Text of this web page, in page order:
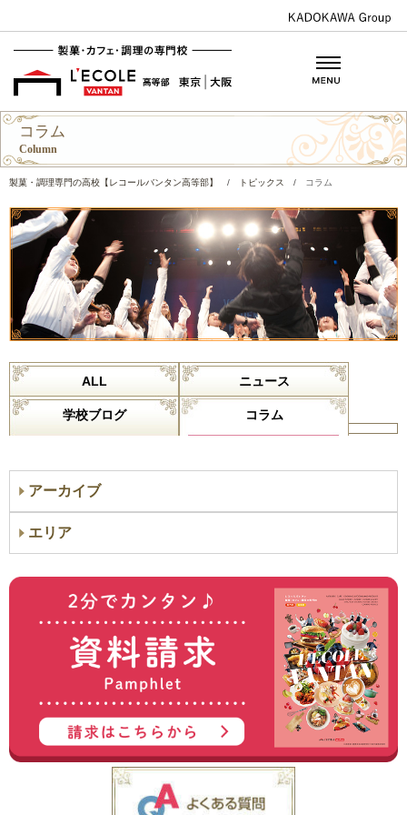
コラム
Column
製菓・調理専門の高校【レコールバンタン高等部】 / トピックス / コラム
ALL ニュース
学校ブログ コラム
アーカイブ
エリア